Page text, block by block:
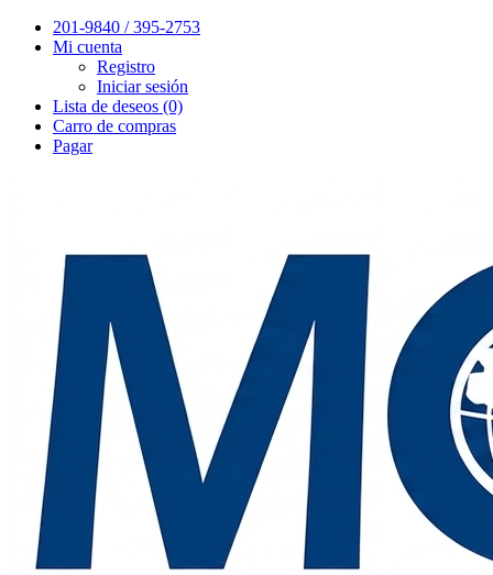
201-9840 / 395-2753
Mi cuenta
Registro
Iniciar sesión
Lista de deseos (0)
Carro de compras
Pagar